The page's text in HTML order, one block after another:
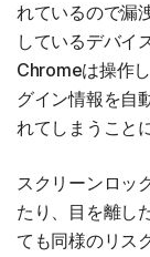
れているので漏
しているデバイ
Chromeは操作
グイン情報を自
れてしまうこと
スクリーンロッ
たり、目を離し
ても同様のリス